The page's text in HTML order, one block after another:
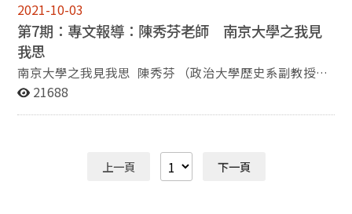
呂紹理教授、林美香教授、崔國瑜教授、彭明輝教授、廖
敏淑教授，給予大一的新生們未來的學走向，以及應秉持
甚麼樣的態度來面對日後的學習。在教授的勉勵之後，就
是各系隊的宣傳時間了。為了要吸引更多的新人加入，各
隊無不卯足全力，期盼能組成更堅強的陣容，為系上爭
光。另外，100級的班代張寧珈、副班代陳致維等幹部也
在眾人的推舉之下產生，而迎新的活動就在認識季陶樓的
年的系烤是在恆光橋下舉行，參與的人數約有115人，十
分熱鬧。當日的天氣非常不穩定，下午的大雨讓同學們都
2021-10-03
第7期：專文報導：陳秀芬老師 南京大學之我見
我思
南京大學之我見我思 陳秀芬 （政治大學歷史系副教授）
2011年8月中旬，基於本系與南京大學歷史系的學術交流
上溯至清末的三江師範學堂；歷經東南大學、中央大學等
階段，至1950年才正式使用現在的校名。南大是中國大
21688
上一頁 下一頁